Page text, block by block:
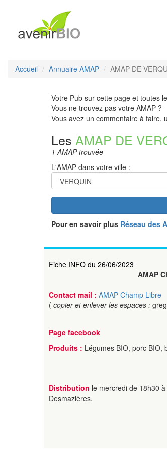
Accueil Annuaire AMAP AMAP DE
Votre Pub sur cette page et toutes
Vous ne trouvez pas votre AMAP ?
Vous avez un commentaire à faire,
Les AMAP DE
1 AMAP trouvée
L'AMAP dans votre ville :
Pour en savoir plus Réseau des
Fiche INFO du 26/06/2023
AMAP
Contact mail : AMAP Champ Libre
( copier et enlever les espaces :
Page facebook
Produits : Légumes BIO, porc BIO,
Distribution le mercredi de 18h30
Desmazières.